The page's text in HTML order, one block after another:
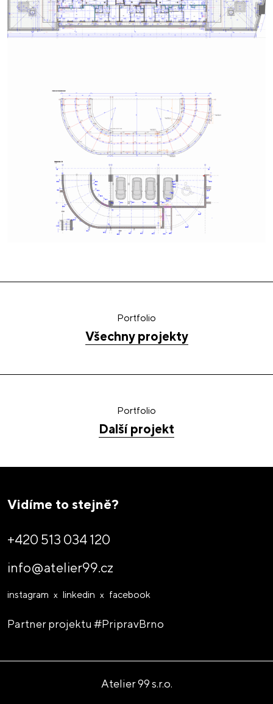
Portfolio
Všechny projekty
Portfolio
Další projekt
Vidíme to stejně?
+420 513 034 120
info@atelier99.cz
instagram linkedin facebook
Partner projektu #PripravBrno
Atelier 99 s.r.o.